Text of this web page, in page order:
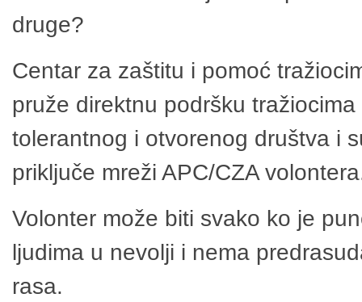
druge?
Centar za zaštitu i pomoć
pruže direktnu podršku
tolerantnog i otvorenog društva i
priključe mreži APC/CZA
Volonter može biti svako ko je
ljudima u nevolji i nema
rasa.